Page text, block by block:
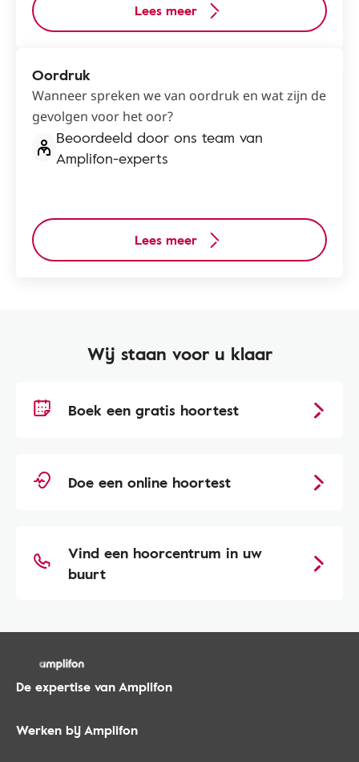
Lees meer
Oordruk
Wanneer spreken we van oordruk en wat zijn de
gevolgen voor het oor?
Beoordeeld door ons team van
Amplifon-experts
Lees meer
Wij staan voor u klaar
Boek een gratis hoortest
Doe een online hoortest
Vind een hoorcentrum in uw
buurt
De expertise van Amplifon
Werken bij Amplifon